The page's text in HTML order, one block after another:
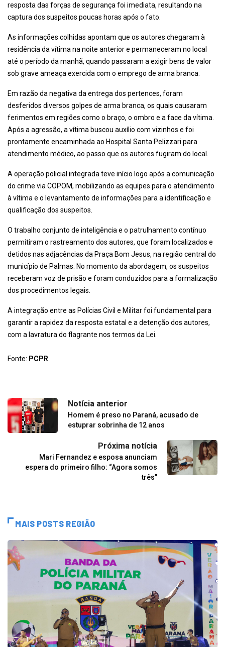
resposta das forças de segurança foi imediata, resultando na
captura dos suspeitos poucas horas após o fato.
As informações colhidas apontam que os autores chegaram à
residência da vítima na noite anterior e permaneceram no local
até o período da manhã, quando passaram a exigir bens de valor
sob grave ameaça exercida com o emprego de arma branca.
Em razão da negativa da entrega dos pertences, foram
desferidos diversos golpes de arma branca, os quais causaram
ferimentos em regiões como o braço, o ombro e a face da vítima.
Após a agressão, a vítima buscou auxílio com vizinhos e foi
prontamente encaminhada ao Hospital Santa Pelizzari para
atendimento médico, ao passo que os autores fugiram do local.
A operação policial integrada teve início logo após a comunicação
do crime via COPOM, mobilizando as equipes para o atendimento
à vítima e o levantamento de informações para a identificação e
qualificação dos suspeitos.
O trabalho conjunto de inteligência e o patrulhamento contínuo
permitiram o rastreamento dos autores, que foram localizados e
detidos nas adjacências da Praça Bom Jesus, na região central do
município de Palmas. No momento da abordagem, os suspeitos
receberam voz de prisão e foram conduzidos para a formalização
dos procedimentos legais.
A integração entre as Polícias Civil e Militar foi fundamental para
garantir a rapidez da resposta estatal e a detenção dos autores,
com a lavratura do flagrante nos termos da Lei.
Fonte: PCPR
Notícia anterior
Homem é preso no Paraná, acusado de
estuprar sobrinha de 12 anos
Próxima notícia
Mari Fernandez e esposa anunciam
espera do primeiro filho: “Agora somos
três”
MAIS POSTS REGIÃO